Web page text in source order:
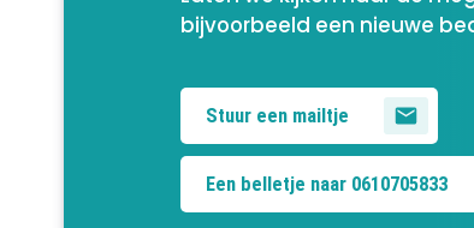
bijvoorbeeld een nieuwe
Stuur een mailtje
Een belletje naar 0610705833